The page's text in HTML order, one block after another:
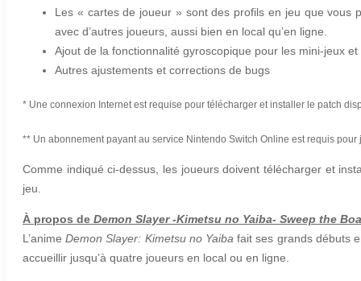
Les « cartes de joueur » sont des profils en jeu que vous
avec d’autres joueurs, aussi bien en local qu’en ligne.
Ajout de la fonctionnalité gyroscopique pour les mini-jeux
Autres ajustements et corrections de bugs
* Une connexion Internet est requise pour télécharger et installer le patch
** Un abonnement payant au service Nintendo Switch Online est requis pour
Comme indiqué ci-dessus, les joueurs doivent télécharger et
jeu.
À propos de Demon Slayer -Kimetsu no Yaiba- Sweep the
L’animeDemon Slayer: Kimetsu no Yaiba fait ses grands débuts
accueillir jusqu’à quatre joueurs en local ou en ligne.